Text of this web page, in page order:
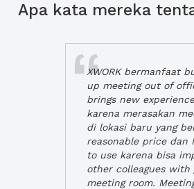
Apa kata mereka
XWORK bermanfaat
up meeting out of
brings new
karena merasakan
di lokasi baru yang
reasonable price dan
to use karena bisa
other colleagues with
meeting room.